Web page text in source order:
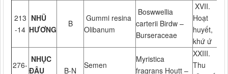
213
-14
NHŨ
HƯƠNG
B
Gummi resina
Olibanum
Boswwellia
carterii Birdw –
Burseraceae
XVII.
Hoạt
huyết,
khứ ứ
276-
NHỤC
ĐẬU
B-N
Semen
Myristica
fragrans Houtt –
XXIII.
Thu